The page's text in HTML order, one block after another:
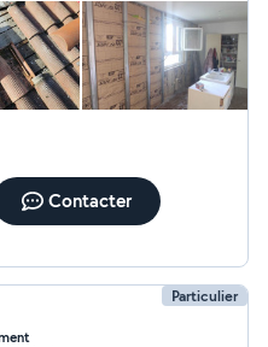
Contacter
Particulier